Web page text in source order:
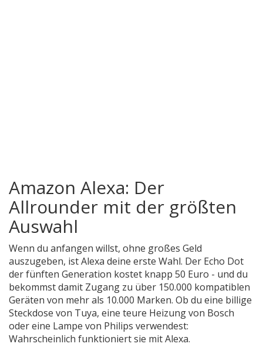
Amazon Alexa: Der
Allrounder mit der größten
Auswahl
Wenn du anfangen willst, ohne großes Geld
auszugeben, ist Alexa deine erste Wahl. Der Echo Dot
der fünften Generation kostet knapp 50 Euro - und du
bekommst damit Zugang zu über 150.000 kompatiblen
Geräten von mehr als 10.000 Marken. Ob du eine billige
Steckdose von Tuya, eine teure Heizung von Bosch
oder eine Lampe von Philips verwendest:
Wahrscheinlich funktioniert sie mit Alexa.